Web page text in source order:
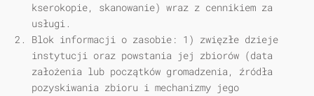
kserokopie, skanowanie) wraz z cennikiem za
usługi.
Blok informacji o zasobie: 1) zwięzłe dzieje
instytucji oraz powstania jej zbiorów (data
założenia lub początków gromadzenia, źródła
pozyskiwania zbioru i mechanizmy jego